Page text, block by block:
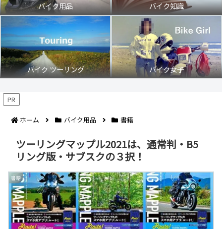
バイク用品 バイク知識
バイク ツーリング バイク女子
PR
ホーム バイク用品 書籍
ツーリングマップル2021は、通常判・B5
リング版・サブスクの３択！
書籍